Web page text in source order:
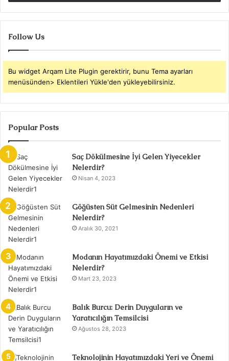
Follow Us
Bu widget Arqam Lite Plugin gerektirir, bunu Tema ayarları
menüsünden> Eklentileri Yükle'den yükleyebilirsiniz.
Popular Posts
Saç Dökülmesine İyi Gelen Yiyecekler
Nelerdir?
Nisan 4, 2023
Göğüsten Süt Gelmesinin Nedenleri
Nelerdir?
Aralık 30, 2021
Modanın Hayatımızdaki Önemi ve Etkisi
Nelerdir?
Mart 23, 2023
Balık Burcu: Derin Duyguların ve
Yaratıcılığın Temsilcisi
Ağustos 28, 2023
Teknolojinin Hayatımızdaki Yeri ve Önemi